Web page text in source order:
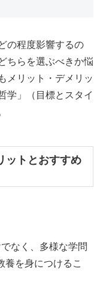
の程度影響するの
ちらを選ぶべきか悩
メリット・デメリッ
学」（目標とスタイ
ットとおすすめ
なく、多様な学問
養を身につけるこ